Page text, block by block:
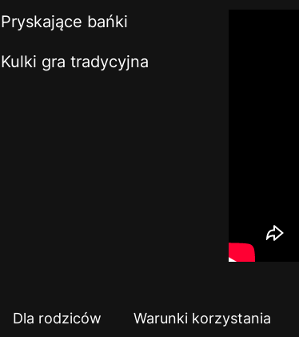
Pryskające bańki
Kulki gra tradycyjna
Dla rodziców Warunki korzystania